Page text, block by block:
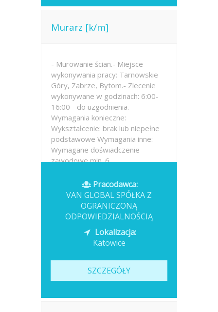
Murarz [k/m]
- Murowanie ścian.- Miejsce
wykonywania pracy: Tarnowskie
Góry, Zabrze, Bytom.- Zlecenie
wykonywane w godzinach: 6:00-
16:00 - do uzgodnienia.
Wymagania konieczne:
Wykształcenie: brak lub niepełne
podstawowe Wymagania inne:
Wymagane doświadczenie
zawodowe min. 6...
Opublikowano: wczoraj
Pracodawca:
VAN GLOBAL SPÓŁKA Z
OGRANICZONĄ
ODPOWIEDZIALNOŚCIĄ
Lokalizacja:
Katowice
SZCZEGÓŁY